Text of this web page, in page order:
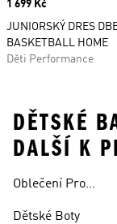
Price
1 699 Kč
JUNIORSKÝ DRES
BASKETBALL HOME
Děti Performance
DĚTSKÉ
DALŠÍ K
Oblečení Pro
Dětské Boty